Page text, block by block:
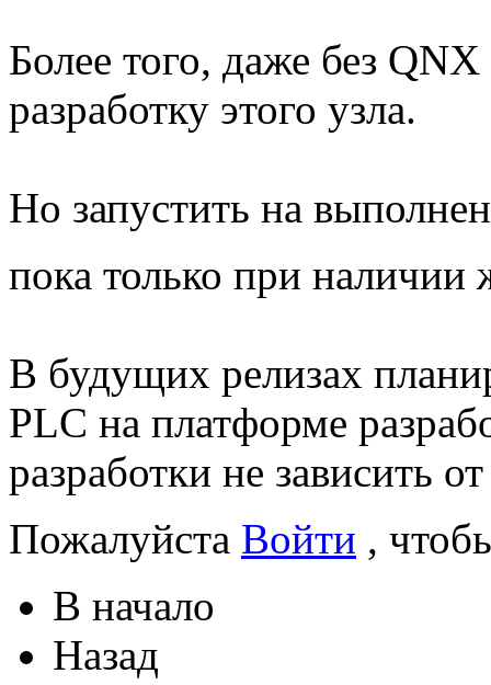
Более того, даже без
разработку этого узла.
Но запустить на
пока только при наличии
В будущих релизах
PLC на платформе
разработки не зависить
Пожалуйста Войти ,
В начало
Назад